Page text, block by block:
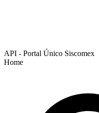
API - Portal Único Siscomex
Home